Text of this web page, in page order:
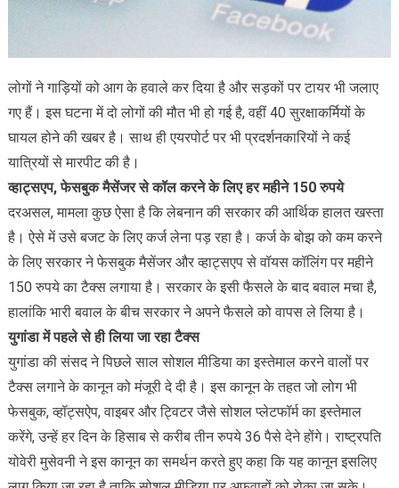
लोगों ने गाड़ियों को आग के हवाले कर दिया है और सड़कों पर टायर भी जलाए
गए हैं। इस घटना में दो लोगों की मौत भी हो गई है, वहीं 40 सुरक्षाकर्मियों के
घायल होने की खबर है। साथ ही एयरपोर्ट पर भी प्रदर्शनकारियों ने कई
यात्रियों से मारपीट की है।
व्हाट्सएप, फेसबुक मैसेंजर से कॉल करने के लिए हर महीने 150 रुपये
दरअसल, मामला कुछ ऐसा है कि लेबनान की सरकार की आर्थिक हालत खस्ता
है। ऐसे में उसे बजट के लिए कर्ज लेना पड़ रहा है। कर्ज के बोझ को कम करने
के लिए सरकार ने फेसबुक मैसेंजर और व्हाट्सएप से वॉयस कॉलिंग पर महीने
150 रुपये का टैक्स लगाया है। सरकार के इसी फैसले के बाद बवाल मचा है,
हालांकि भारी बवाल के बीच सरकार ने अपने फैसले को वापस ले लिया है।
युगांडा में पहले से ही लिया जा रहा टैक्स
युगांडा की संसद ने पिछले साल सोशल मीडिया का इस्तेमाल करने वालों पर
टैक्स लगाने के कानून को मंजूरी दे दी है। इस कानून के तहत जो लोग भी
फेसबुक, व्हॉट्सऐप, वाइबर और ट्विटर जैसे सोशल प्लेटफॉर्म का इस्तेमाल
करेंगे, उन्हें हर दिन के हिसाब से करीब तीन रुपये 36 पैसे देने होंगे। राष्ट्रपति
योवेरी मुसेवनी ने इस कानून का समर्थन करते हुए कहा कि यह कानून इसलिए